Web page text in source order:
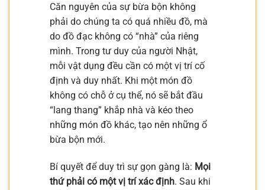
Căn nguyên của sự bừa bộn không
phải do chúng ta có quá nhiều đồ, mà
do đồ đạc không có “nhà” của riêng
mình. Trong tư duy của người Nhật,
mỗi vật dụng đều cần có một vị trí cố
định và duy nhất. Khi một món đồ
không có chỗ ở cụ thể, nó sẽ bắt đầu
“lang thang” khắp nhà và kéo theo
những món đồ khác, tạo nên những ổ
bừa bộn mới.
Bí quyết để duy trì sự gọn gàng là: Mọi
thứ phải có một vị trí xác định. Sau khi